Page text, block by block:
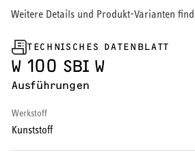
WARMWASSER
Durchlauferhitzer
Warmwasser-Wärmepumpe
Weitere Details und Produkt-Varianten
TECHNISCHES DATENBLATT
W 100 SBI W
Ausführungen
Werkstoff
Kunststoff